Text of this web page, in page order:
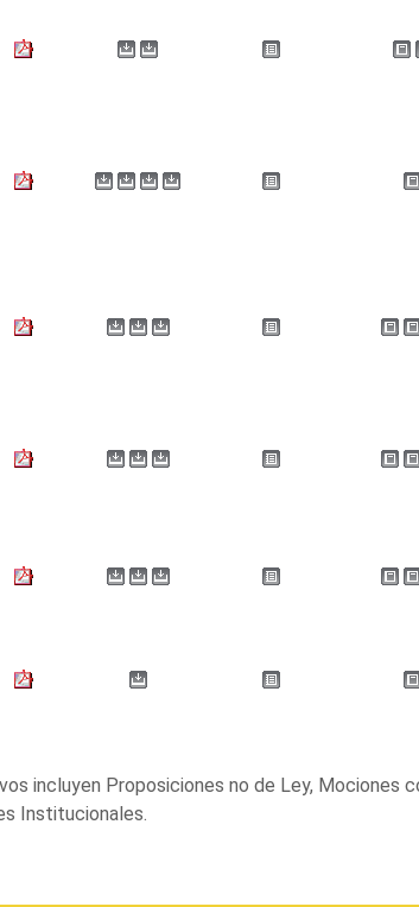
incluyen Proposiciones no de Ley, Mociones
Institucionales.